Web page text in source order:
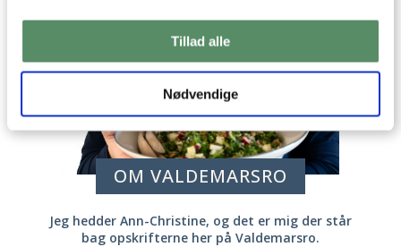
Tillad alle
Nødvendige
OM VALDEMARSRO
Jeg hedder Ann-Christine, og det er mig der står
bag opskrifterne her på Valdemarsro.